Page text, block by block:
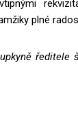
plné
ředitele